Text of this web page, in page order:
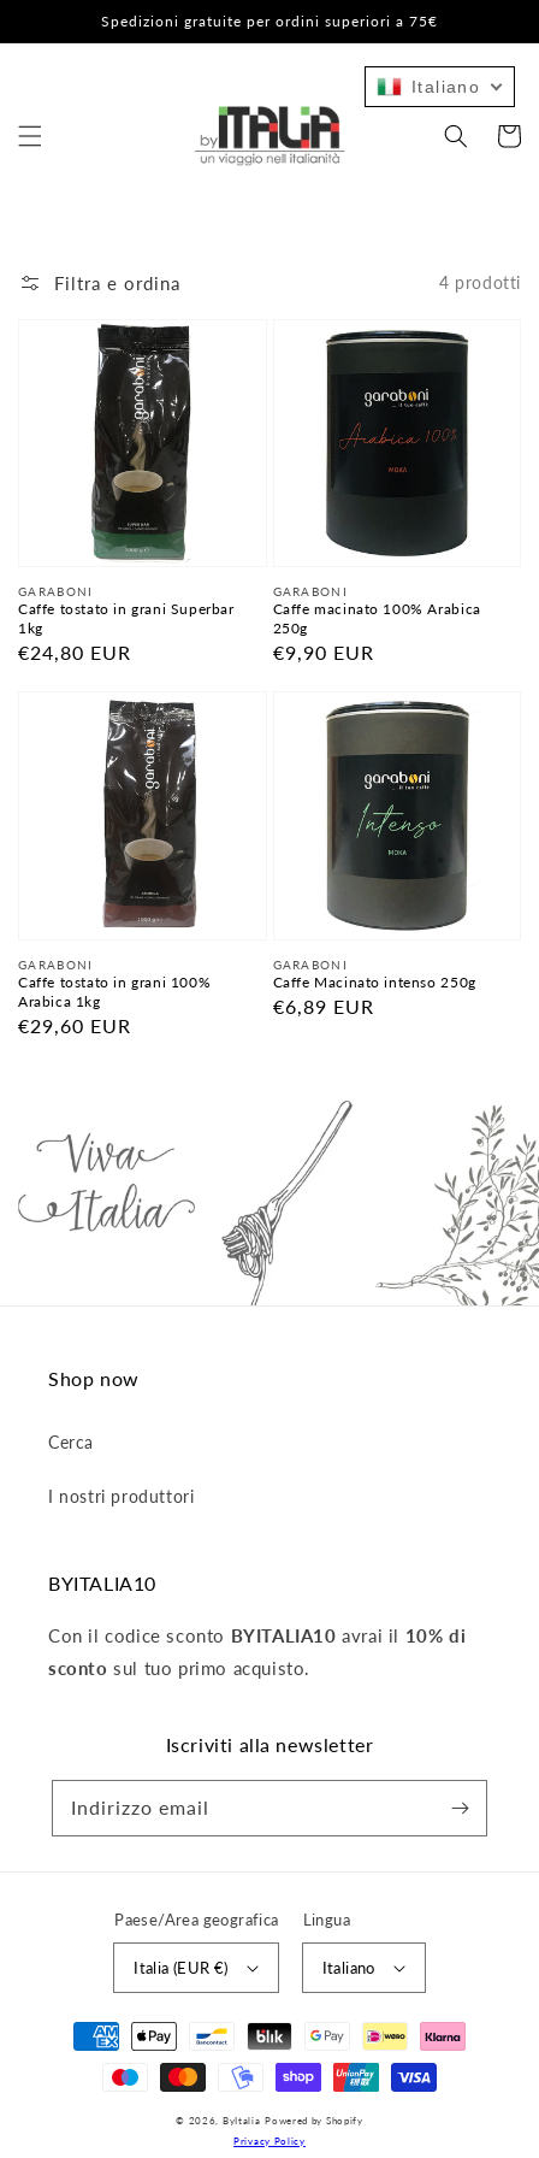
direttamente
ai contenuti
Spedizioni gratuite per ordini superiori a 75€
Carrello
Filtra e ordina 4 prodotti
Fornitore:
GARABONI
Caffe tostato in grani Superbar
1kg
Prezzo
€24,80 EUR
Fornitore:
GARABONI
Caffe macinato 100% Arabica
250g
Prezzo
listino
€9,90 EUR
Fornitore:
GARABONI
Caffe tostato in grani 100%
Arabica 1kg
Prezzo
€29,60 EUR
Fornitore:
GARABONI
Caffe Macinato intenso 250g
Prezzo
€6,89 EUR
Shop now
Cerca
I nostri produttori
BYITALIA10
Con il codice sconto BYITALIA10 avrai il 10% di
sconto sul tuo primo acquisto.
Iscriviti alla newsletter
Indirizzo email
Paese/Area geografica
Italia (EUR €)
Lingua
Italiano
Metodi
pagamento
© 2026, ByItalia Powered by Shopify
Privacy Policy
Italiano